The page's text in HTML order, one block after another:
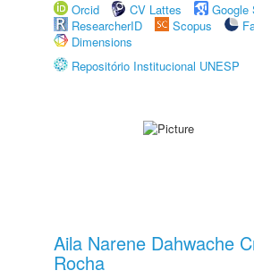
Orcid
CV Lattes
Google
ResearcherID
Scopus
Dimensions
Repositório Institucional UNESP
Aila Narene Dahwache
Rocha